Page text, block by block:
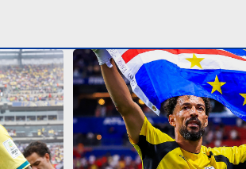
Continua após a publicidade